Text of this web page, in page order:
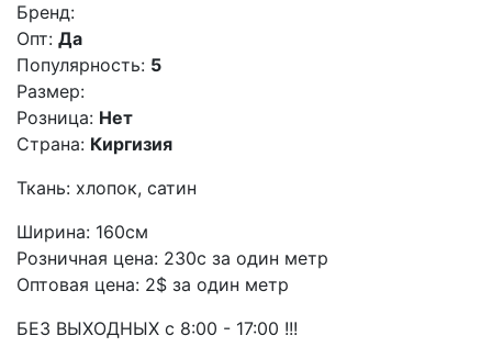
Бренд:
Опт: Да
Популярность: 5
Размер:
Розница: Нет
Страна: Киргизия
Ткань: хлопок, сатин
Ширина: 160см
Розничная цена: 230с за один метр
Оптовая цена: 2$ за один метр
БЕЗ ВЫХОДНЫХ с 8:00 - 17:00 !!!